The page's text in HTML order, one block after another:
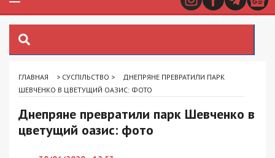
ГЛАВНАЯ > СУСПІЛЬСТВО >
ДНЕПРЯНЕ ПРЕВРАТИЛИ ПАРК
ШЕВЧЕНКО В ЦВЕТУЩИЙ ОАЗИС: ФОТО
Днепряне превратили парк Шевченко в
цветущий оазис: фото